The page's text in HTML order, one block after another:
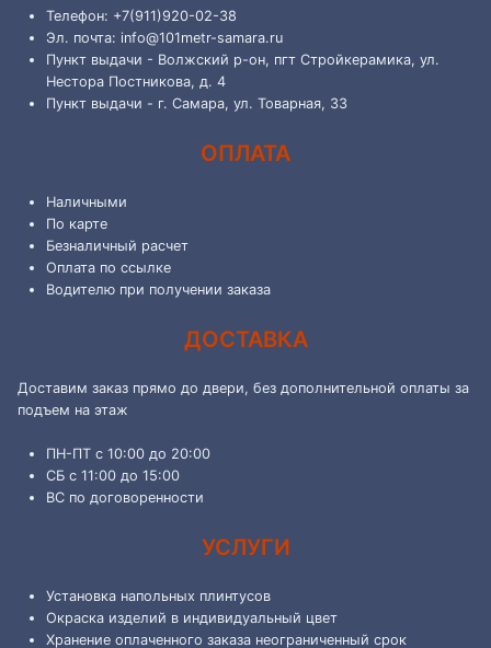
Телефон: +7(911)920-02-38
Эл. почта: info@101metr-samara.ru
Пункт выдачи - Волжский р-он, пгт Стройкерамика, ул.
Нестора Постникова, д. 4
Пункт выдачи - г. Самара, ул. Товарная, 33
ОПЛАТА
Наличными
По карте
Безналичный расчет
Оплата по ссылке
Водителю при получении заказа
ДОСТАВКА
Доставим заказ прямо до двери, без дополнительной оплаты за
подъем на этаж
ПН-ПТ с 10:00 до 20:00
СБ с 11:00 до 15:00
ВС по договоренности
УСЛУГИ
Установка напольных плинтусов
Окраска изделий в индивидуальный цвет
Хранение оплаченного заказа неограниченный срок